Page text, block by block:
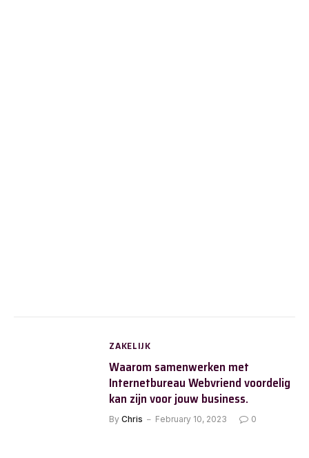
ZAKELIJK
Waarom samenwerken met
Internetbureau Webvriend voordelig
kan zijn voor jouw business.
By Chris February 10, 2023 0